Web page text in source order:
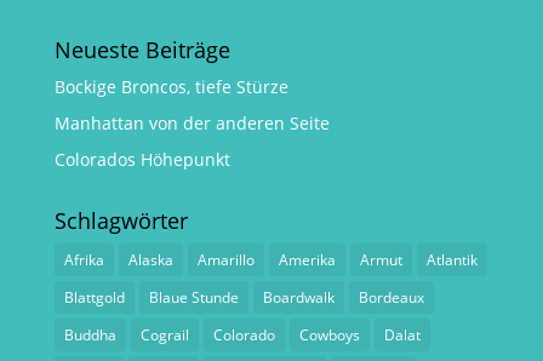
Neueste Beiträge
Bockige Broncos, tiefe Stürze
Manhattan von der anderen Seite
Colorados Höhepunkt
Schlagwörter
Afrika Alaska Amarillo Amerika Armut
Atlantik
Blattgold
Blaue Stunde Boardwalk
Bordeaux
Buddha
Cograil Colorado Cowboys
Dalat